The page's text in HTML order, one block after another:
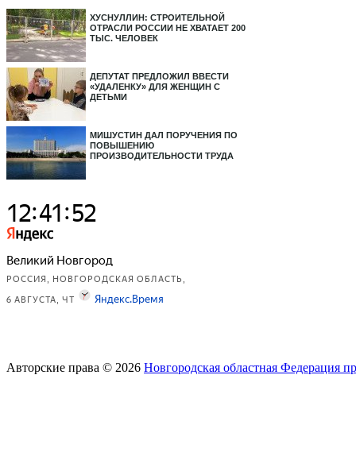
ХУСНУЛЛИН: СТРОИТЕЛЬНОЙ
ОТРАСЛИ РОССИИ НЕ ХВАТАЕТ 200
ТЫС. ЧЕЛОВЕК
ДЕПУТАТ ПРЕДЛОЖИЛ ВВЕСТИ
«УДАЛЕНКУ» ДЛЯ ЖЕНЩИН С
ДЕТЬМИ
МИШУСТИН ДАЛ ПОРУЧЕНИЯ ПО
ПОВЫШЕНИЮ
ПРОИЗВОДИТЕЛЬНОСТИ ТРУДА
Авторские права © 2026 Новгородская областная Федерация